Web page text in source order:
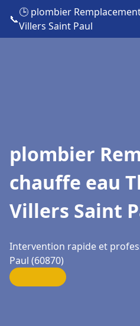
📞
🕒 plombier
Villers Saint Paul
plombier
chauffe eau
Villers Saint
Intervention rapide et
Paul (60870)